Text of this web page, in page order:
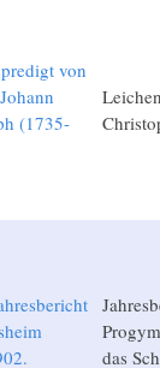
von
(1735-
das